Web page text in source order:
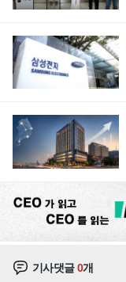
기사댓글0개